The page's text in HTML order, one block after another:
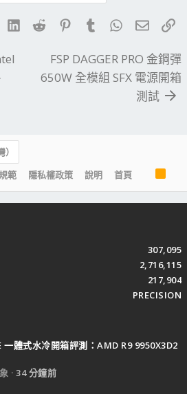
LinkedIn
Reddit PinterestTumblrWhatsApp
電子
FSP DAGGER PRO 金鋼彈
650W 全模組 SFX 電源開箱
測試
範 隱私權政策 說明 首頁
R
S
S
307,095
2,716,115
217,904
PRECISION
體式水冷開箱評測：AMD R9 9950X3D2
34 分鐘前